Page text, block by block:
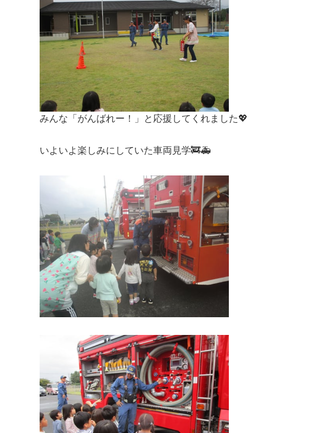
みんな「がんばれー！」と応援してくれました💖
いよいよ楽しみにしていた車両見学🚒🚑